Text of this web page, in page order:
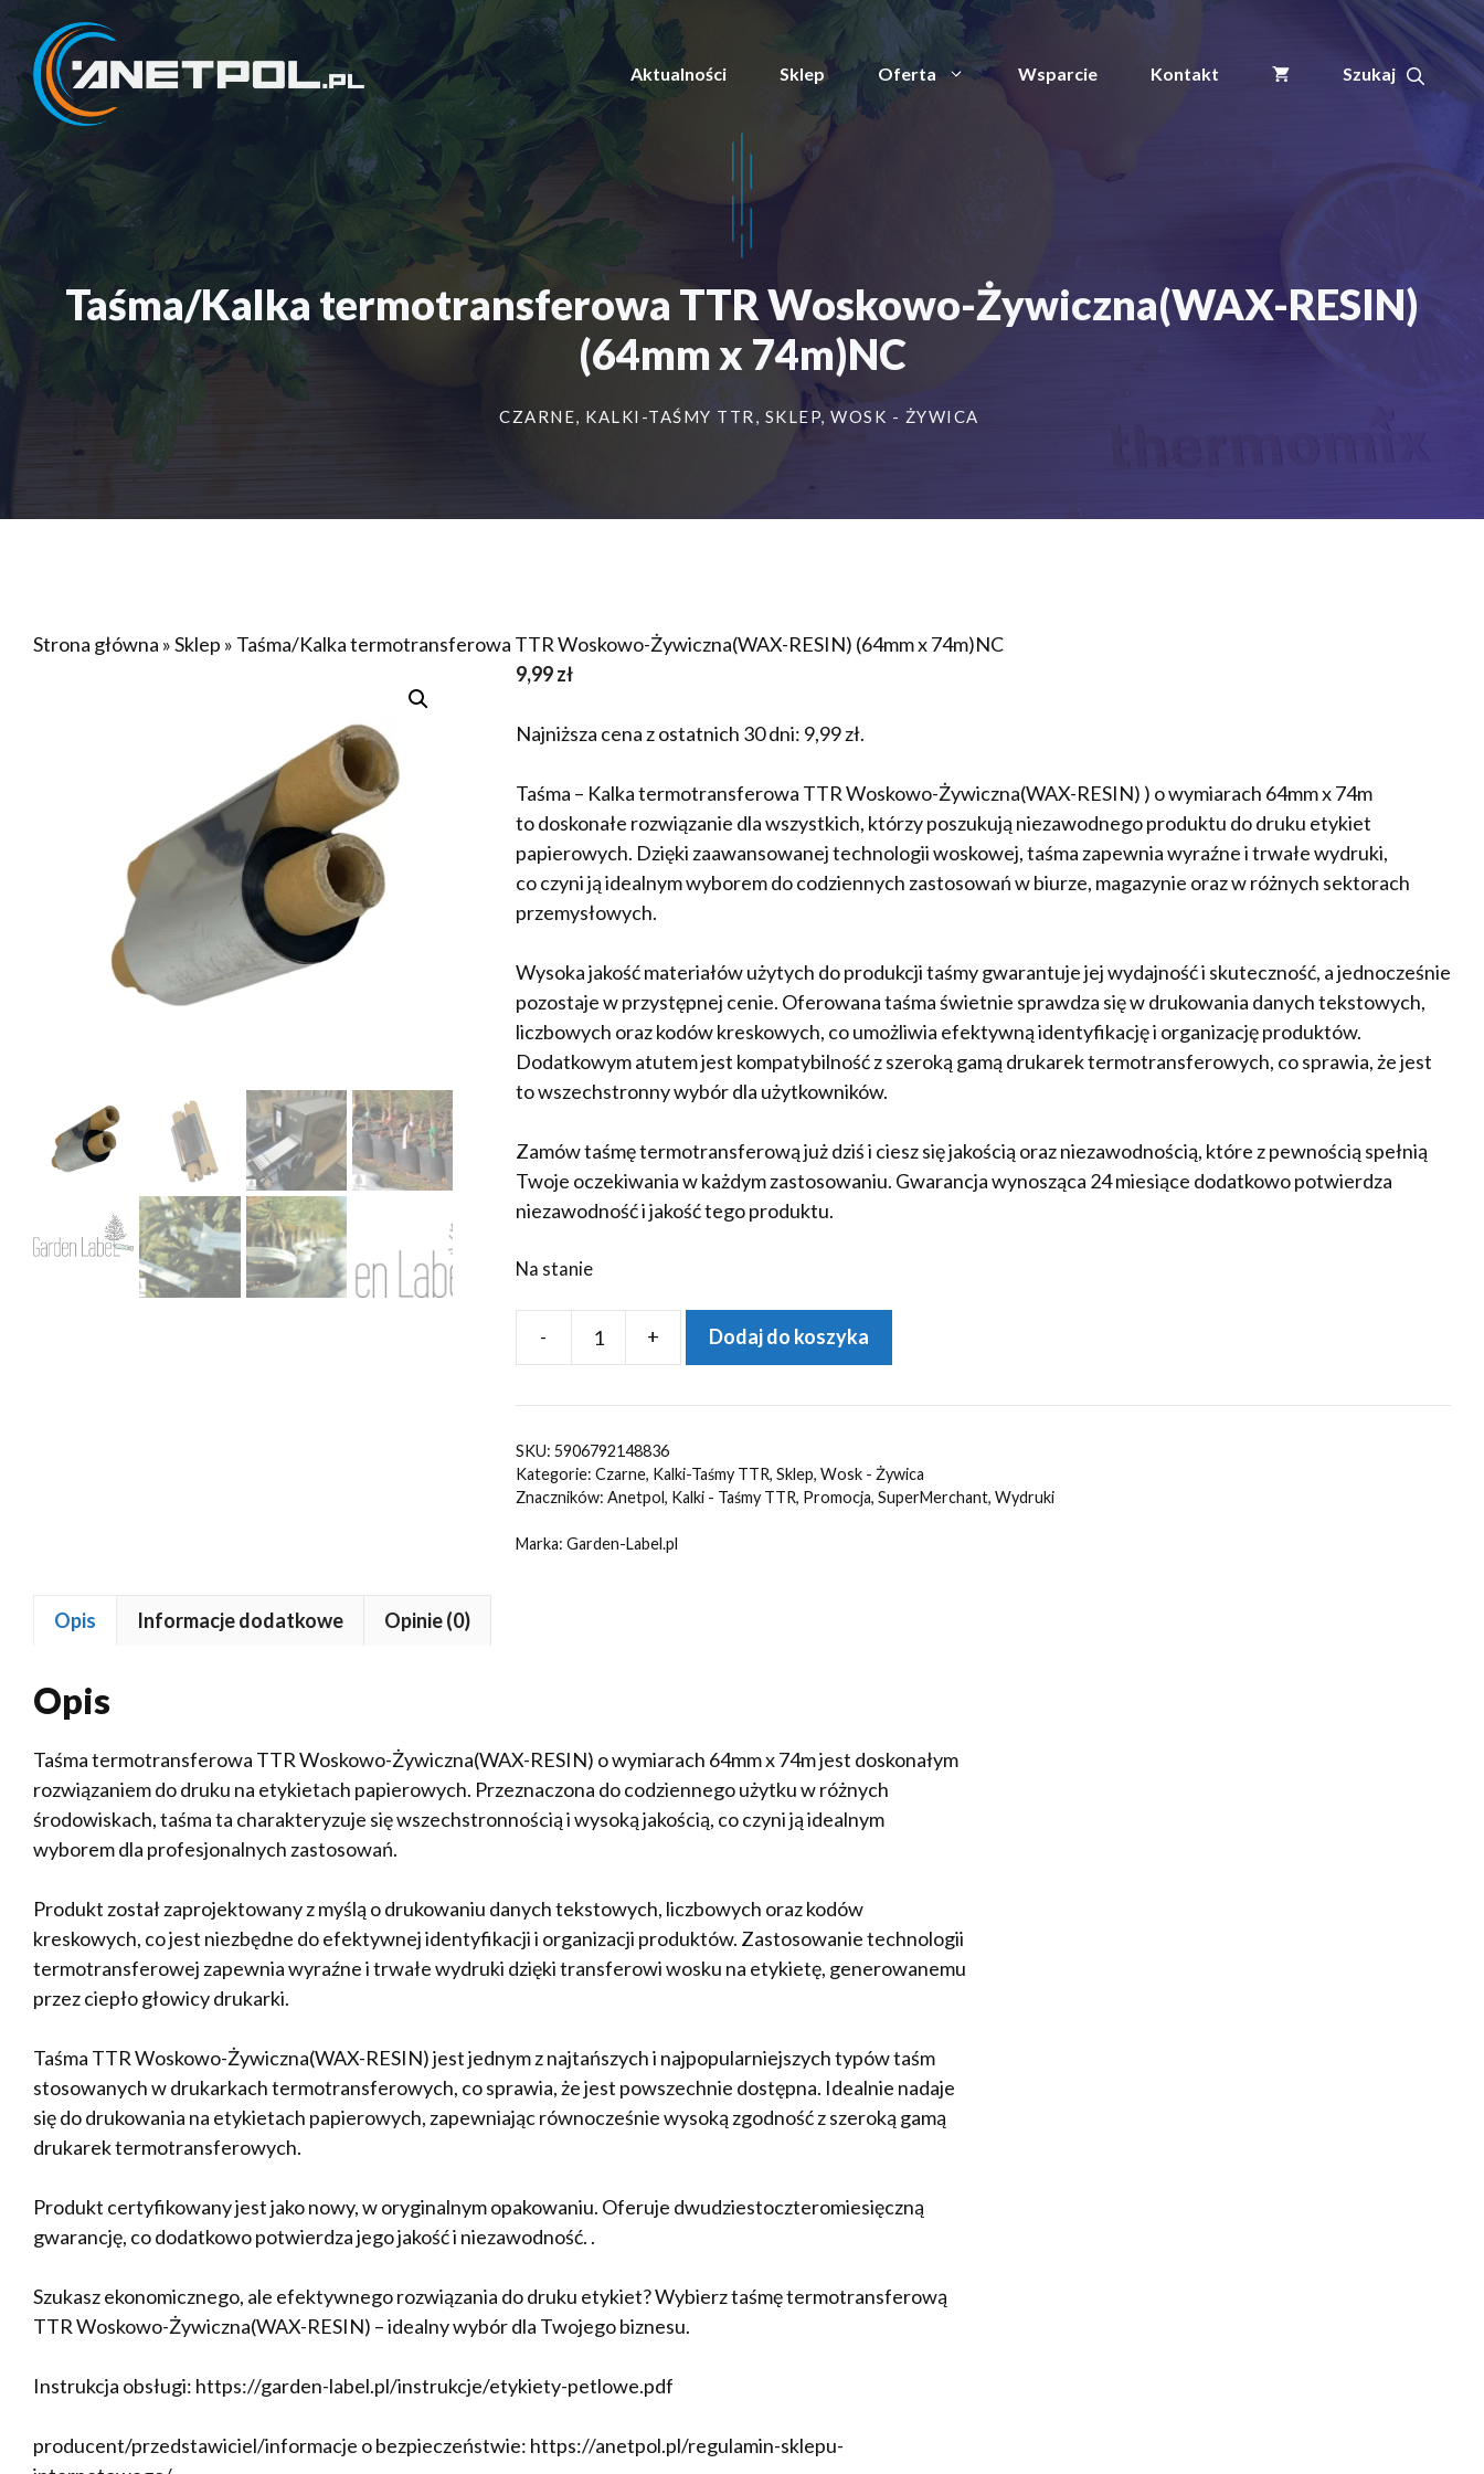
treści
Aktualności Sklep Oferta Wsparcie Kontakt
Taśma/Kalka termotransferowa TTR Woskowo-Żywiczna(WAX-RESIN)
(64mm x 74m)NC
CZARNE, KALKI-TAŚMY TTR , SKLEP,WOSK - ŻYWICA
Strona główna »Sklep » Taśma/Kalka termotransferowa TTR Woskowo-Żywiczna(WAX-RESIN) (64mm x 74m)NC
9,99zł
Najniższa cena z ostatnich 30 dni: 9,99zł.
Taśma – Kalka termotransferowa TTR Woskowo-Żywiczna(WAX-RESIN) ) o wymiarach 64mm x 74m
to doskonałe rozwiązanie dla wszystkich, którzy poszukują niezawodnego produktu do druku etykiet
papierowych. Dzięki zaawansowanej technologii woskowej, taśma zapewnia wyraźne i trwałe wydruki,
co czyni ją idealnym wyborem do codziennych zastosowań w biurze, magazynie oraz w różnych sektorach
przemysłowych.
Wysoka jakość materiałów użytych do produkcji taśmy gwarantuje jej wydajność i skuteczność, a jednocześnie
pozostaje w przystępnej cenie. Oferowana taśma świetnie sprawdza się w drukowania danych tekstowych,
liczbowych oraz kodów kreskowych, co umożliwia efektywną identyfikację i organizację produktów.
Dodatkowym atutem jest kompatybilność z szeroką gamą drukarek termotransferowych, co sprawia, że jest
to wszechstronny wybór dla użytkowników.
Zamów taśmę termotransferową już dziś i ciesz się jakością oraz niezawodnością, które z pewnością spełnią
Twoje oczekiwania w każdym zastosowaniu. Gwarancja wynosząca 24 miesiące dodatkowo potwierdza
niezawodność i jakość tego produktu.
Na stanie
-
termotransferowa
TTR
Woskowo-
Żywiczna(WAX-
+ Dodaj do koszyka
SKU: 5906792148836
Kategorie: Czarne, Kalki-Taśmy TTR, Sklep, Wosk - Żywica
Znaczników: Anetpol, Kalki - Taśmy TTR, Promocja, SuperMerchant, Wydruki
Marka: Garden-Label.pl
Opis Informacje dodatkowe Opinie (0)
Opis
Taśma termotransferowa TTR Woskowo-Żywiczna(WAX-RESIN) o wymiarach 64mm x 74m jest doskonałym
rozwiązaniem do druku na etykietach papierowych. Przeznaczona do codziennego użytku w różnych
środowiskach, taśma ta charakteryzuje się wszechstronnością i wysoką jakością, co czyni ją idealnym
wyborem dla profesjonalnych zastosowań.
Produkt został zaprojektowany z myślą o drukowaniu danych tekstowych, liczbowych oraz kodów
kreskowych, co jest niezbędne do efektywnej identyfikacji i organizacji produktów. Zastosowanie technologii
termotransferowej zapewnia wyraźne i trwałe wydruki dzięki transferowi wosku na etykietę, generowanemu
przez ciepło głowicy drukarki.
Taśma TTR Woskowo-Żywiczna(WAX-RESIN) jest jednym z najtańszych i najpopularniejszych typów taśm
stosowanych w drukarkach termotransferowych, co sprawia, że jest powszechnie dostępna. Idealnie nadaje
się do drukowania na etykietach papierowych, zapewniając równocześnie wysoką zgodność z szeroką gamą
drukarek termotransferowych.
Produkt certyfikowany jest jako nowy, w oryginalnym opakowaniu. Oferuje dwudziestoczteromiesięczną
gwarancję, co dodatkowo potwierdza jego jakość i niezawodność. .
Szukasz ekonomicznego, ale efektywnego rozwiązania do druku etykiet? Wybierz taśmę termotransferową
TTR Woskowo-Żywiczna(WAX-RESIN) – idealny wybór dla Twojego biznesu.
Instrukcja obsługi: https://garden-label.pl/instrukcje/etykiety-petlowe.pdf
producent/przedstawiciel/informacje o bezpieczeństwie: https://anetpol.pl/regulamin-sklepu-
termotransferowa
Woskowo-